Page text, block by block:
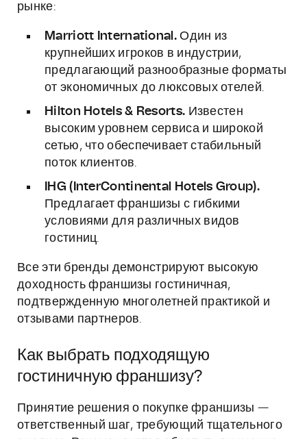
рынке:
Marriott International.Один из
крупнейших игроков в индустрии,
предлагающий разнообразные форматы
от экономичных до люксовых отелей.
Hilton Hotels & Resorts. Известен
высоким уровнем сервиса и широкой
сетью, что обеспечивает стабильный
поток клиентов.
IHG (InterContinental Hotels Group).
Предлагает франшизы с гибкими
условиями для различных видов
гостиниц.
Все эти бренды демонстрируют высокую
доходность франшизы гостиничная,
подтвержденную многолетней практикой и
отзывами партнеров.
Как выбрать подходящую
гостиничную франшизу?
Принятие решения о покупке франшизы —
ответственный шаг, требующий тщательного